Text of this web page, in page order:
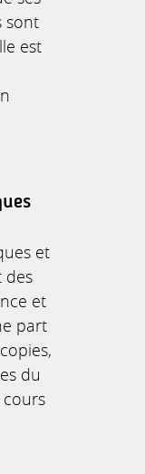
sont
est
et
des
et
part
du